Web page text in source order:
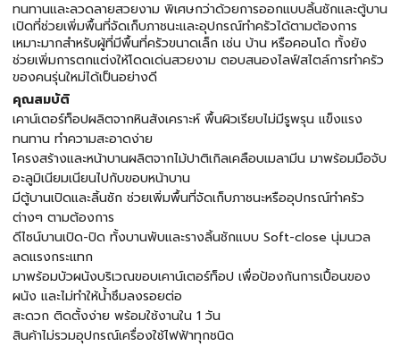
ทนทานและลวดลายสวยงาม พิเศษกว่าด้วยการออกแบบลิ้นชักและตู้บาน
เปิดที่ช่วยเพิ่มพื้นที่จัดเก็บภาชนะและอุปกรณ์ทำครัวได้ตามต้องการ
เหมาะมากสำหรับผู้ที่มีพื้นที่ครัวขนาดเล็ก เช่น บ้าน หรือคอนโด ทั้งยัง
ช่วยเพิ่มการตกแต่งให้โดดเด่นสวยงาม ตอบสนองไลฟ์สไตล์การทำครัว
ของคนรุ่นใหม่ได้เป็นอย่างดี
คุณสมบัติ
เคาน์เตอร์ท็อปผลิตจากหินสังเคราะห์ พื้นผิวเรียบไม่มีรูพรุน แข็งแรง
ทนทาน ทำความสะอาดง่าย
โครงสร้างและหน้าบานผลิตจากไม้ปาติเกิลเคลือบเมลามีน มาพร้อมมือจับ
อะลูมิเนียมเนียนไปกับขอบหน้าบาน
มีตู้บานเปิดและลิ้นชัก ช่วยเพิ่มพื้นที่จัดเก็บภาชนะหรืออุปกรณ์ทำครัว
ต่างๆ ตามต้องการ
ดีไซน์บานเปิด-ปิด ทั้งบานพับและรางลิ้นชักแบบ Soft-close นุ่มนวล
ลดแรงกระแทก
มาพร้อมบัวผนังบริเวณขอบเคาน์เตอร์ท็อป เพื่อป้องกันการเปื้อนของ
ผนัง และไม่ทำให้น้ำซึมลงรอยต่อ
สะดวก ติดตั้งง่าย พร้อมใช้งานใน 1 วัน
สินค้าไม่รวมอุปกรณ์เครื่องใช้ไฟฟ้าทุกชนิด